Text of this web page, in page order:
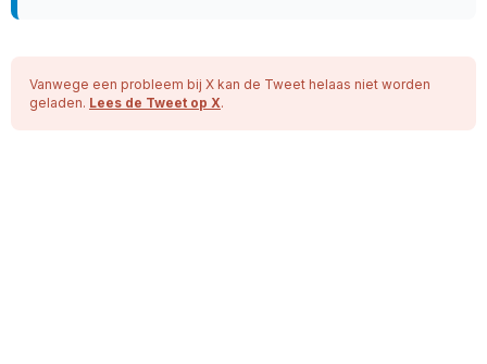
Vanwege een probleem bij X kan de Tweet helaas niet worden
geladen. Lees de Tweet op X.